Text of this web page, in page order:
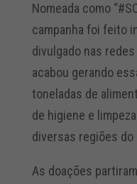
Nomeada como
campanha foi feito
divulgado nas
acabou gerando
toneladas de
de higiene e
diversas regiões do
As doações